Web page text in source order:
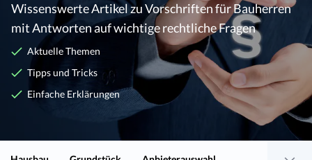
Wissenswerte Artikel zu Vorschriften für Bauherren
mit Antworten auf wichtige rechtliche Fragen
Aktuelle Themen
Tipps und Tricks
Einfache Erklärungen